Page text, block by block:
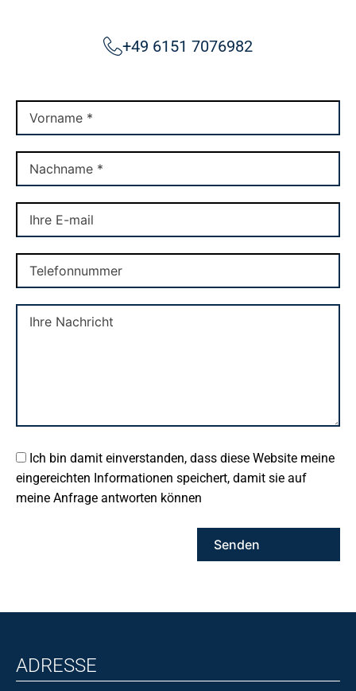
+49 6151 7076982
Ich bin damit einverstanden, dass diese Website meine
eingereichten Informationen speichert, damit sie auf
meine Anfrage antworten können
ADRESSE